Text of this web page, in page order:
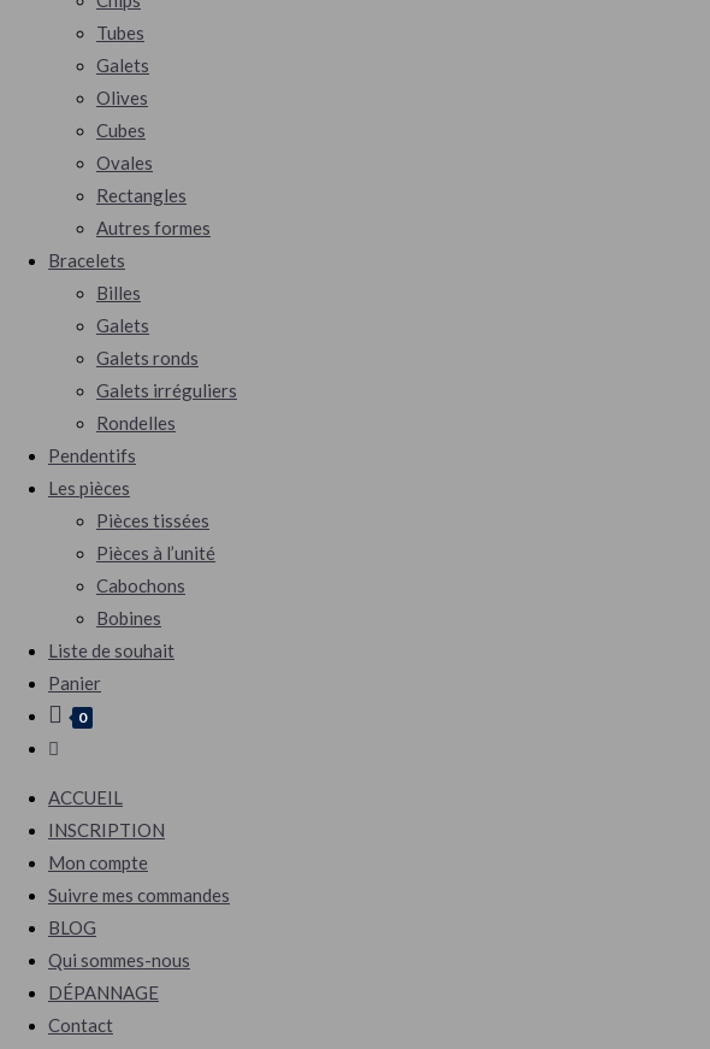
Tubes
Galets
Olives
Cubes
Ovales
Rectangles
Autres formes
Bracelets
Billes
Galets
Galets ronds
Galets irréguliers
Rondelles
Pendentifs
Les pièces
Pièces tissées
Pièces à l’unité
Cabochons
Bobines
Liste de souhait
Panier
0
ACCUEIL
INSCRIPTION
Mon compte
Suivre mes commandes
BLOG
Qui sommes-nous
DÉPANNAGE
Contact